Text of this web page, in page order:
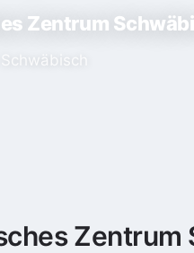
Zentrum
Zentrum